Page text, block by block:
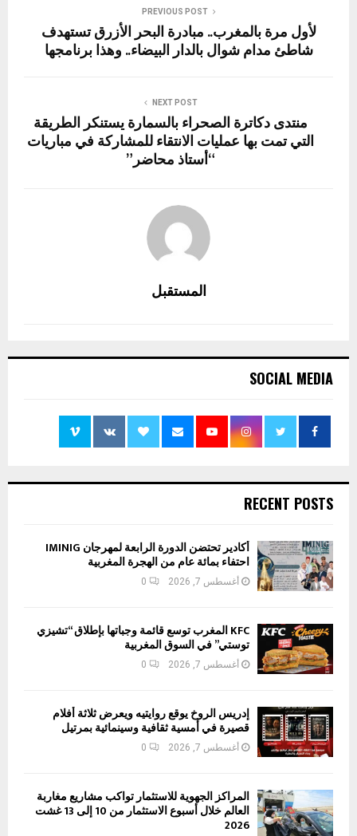
PREVIOUS POST
لأول مرة بالمغرب.. مبادرة البحر الأزرق تستهدف
شاطئ مدام شوال بالدار البيضاء.. وهذا برنامجها
NEXT POST
منتدى دكاترة الصحراء بالسمارة يستنكر الطريقة
التي تمت بها عمليات الانتقاء للمشاركة في مباريات
“أستاذ محاضر”
المستقبل
SOCIAL MEDIA
RECENT POSTS
أكادير تحتضن الدورة الرابعة لمهرجان IMINIG
احتفاء بمائة عام من الهجرة المغربية
أغسطس 7, 2026 0
KFC المغرب توسع قائمة وجباتها بإطلاق “تشيزي
توستي” في السوق المغربية
أغسطس 7, 2026 0
إدريس الروخ يوقع روايتيه ويعرض ثلاثة أفلام
قصيرة في أمسية ثقافية وسينمائية بمرتيل
أغسطس 7, 2026 0
المراكز الجهوية للاستثمار تواكب مشاريع مغاربة
العالم خلال أسبوع الاستثمار من 10 إلى 13 غشت
2026